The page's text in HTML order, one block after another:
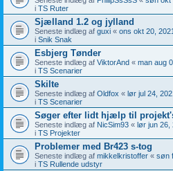
i TS Ruter
Sjælland 1.2 og jylland
Seneste indlæg af guxi « ons okt 20,
i Snik Snak
Esbjerg Tønder
Seneste indlæg af ViktorAnd « man aug
i TS Scenarier
Skilte
Seneste indlæg af Oldfox « lør jul 24,
i TS Scenarier
Søger efter lidt hjælp til
Seneste indlæg af NicSim93 « lør jun 26,
i TS Projekter
Problemer med Br423 s-tog
Seneste indlæg af mikkelkristoffer « søn
i TS Rullende udstyr